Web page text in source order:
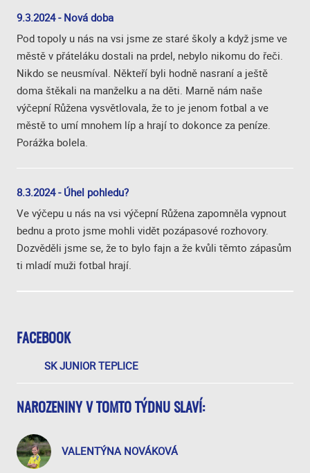
FACEBOOK
SK JUNIOR TEPLICE
NAROZENINY V TOMTO TÝDNU SLAVÍ:
VALENTÝNA NOVÁKOVÁ
9.3.2024 - Nová doba
Pod topoly u nás na vsi jsme ze staré školy a když jsme ve
městě v přáteláku dostali na prdel, nebylo nikomu do řeči.
Nikdo se neusmíval. Někteří byli hodně nasraní a ještě
doma štěkali na manželku a na děti. Marně nám naše
výčepní Růžena vysvětlovala, že to je jenom fotbal a ve
městě to umí mnohem líp a hrají to dokonce za peníze.
Porážka bolela.
8.3.2024 - Úhel pohledu?
Ve výčepu u nás na vsi výčepní Růžena zapomněla vypnout
bednu a proto jsme mohli vidět pozápasové rozhovory.
Dozvěděli jsme se, že to bylo fajn a že kvůli těmto zápasům
ti mladí muži fotbal hrají.